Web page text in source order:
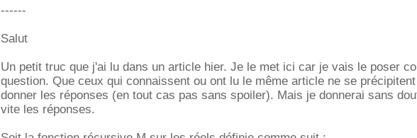
------
Salut
Un petit truc que j'ai lu dans un article hier. Je le met ici car je vais le poser
question. Que ceux qui connaissent ou ont lu le même article ne se
donner les réponses (en tout cas pas sans spoiler). Mais je donnerai sans
vite les réponses.